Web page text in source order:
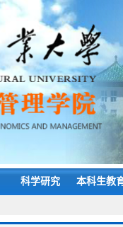
科学研究 本科生教